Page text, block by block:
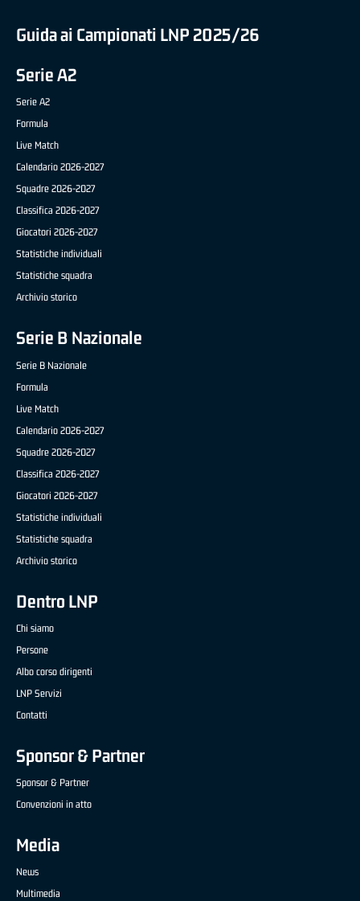
Guida ai Campionati LNP 2025/26
Serie A2
Serie A2
Formula
Live Match
Calendario 2026-2027
Squadre 2026-2027
Classifica 2026-2027
Giocatori 2026-2027
Statistiche individuali
Statistiche squadra
Archivio storico
Serie B Nazionale
Serie B Nazionale
Formula
Live Match
Calendario 2026-2027
Squadre 2026-2027
Classifica 2026-2027
Giocatori 2026-2027
Statistiche individuali
Statistiche squadra
Archivio storico
Dentro LNP
Chi siamo
Persone
Albo corso dirigenti
LNP Servizi
Contatti
Sponsor & Partner
Sponsor & Partner
Convenzioni in atto
Media
News
Multimedia